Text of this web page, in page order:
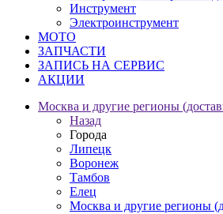
Инструмент
Электроинструмент
МОТО
ЗАПЧАСТИ
ЗАПИСЬ НА СЕРВИС
АКЦИИ
Москва и другие регионы
Назад
Города
Липецк
Воронеж
Тамбов
Елец
Москва и другие регионы